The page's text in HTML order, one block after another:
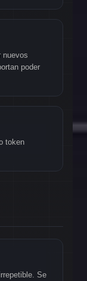
nuevos
poder
token
Se